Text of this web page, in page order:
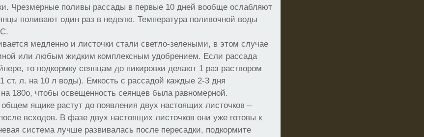
Чрезмерные поливы рассады в первые 10 дней вообще ослабляют
поливают один раз в неделю. Температура поливочной воды
медленно и листочки стали светло-зелеными, в этом случае
или любым жидким комплексным удобрением. Если рассада
то подкормку сеянцам до пикировки делают 1 раз раствором
ст. л. на 10 л воды). Емкость с рассадой каждые 2-3 дня
на 180о, чтобы освещенность сеянцев была равномерной.
ящике растут до появления двух настоящих листочков –
всходов. В фазе двух настоящих листочков они уже готовы к
система лучше развивалась после пересадки, подкормите